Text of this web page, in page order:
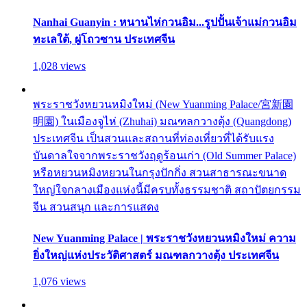
Nanhai Guanyin : หนานไห่กวนอิม...รูปปั้นเจ้าแม่กวนอิม
ทะเลใต้, ผู่โถวซาน ประเทศจีน
1,028 views
พระราชวังหยวนหมิงใหม่ (New Yuanming Palace/宮新園
明園) ในเมืองจูไห่ (Zhuhai) มณฑลกวางตุ้ง (Quangdong)
ประเทศจีน เป็นสวนและสถานที่ท่องเที่ยวที่ได้รับแรง
บันดาลใจจากพระราชวังฤดูร้อนเก่า (Old Summer Palace)
หรือหยวนหมิงหยวนในกรุงปักกิ่ง สวนสาธารณะขนาด
ใหญ่ใจกลางเมืองแห่งนี้มีครบทั้งธรรมชาติ สถาปัตยกรรม
จีน สวนสนุก และการแสดง
New Yuanming Palace | พระราชวังหยวนหมิงใหม่ ความ
ยิ่งใหญ่แห่งประวัติศาสตร์ มณฑลกวางตุ้ง ประเทศจีน
1,076 views